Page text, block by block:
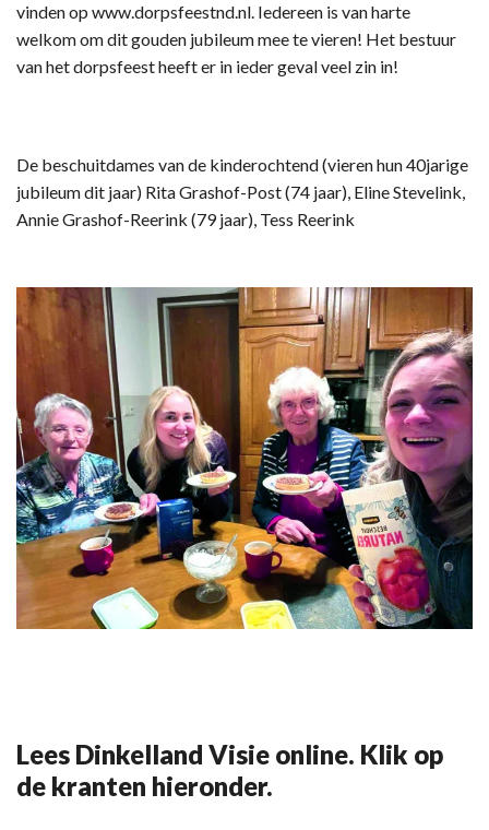
vinden op www.dorpsfeestnd.nl. Iedereen is van harte
welkom om dit gouden jubileum mee te vieren! Het bestuur
van het dorpsfeest heeft er in ieder geval veel zin in!
De beschuitdames van de kinderochtend (vieren hun 40jarige
jubileum dit jaar) Rita Grashof-Post (74 jaar), Eline Stevelink,
Annie Grashof-Reerink (79 jaar), Tess Reerink
Lees Dinkelland Visie online. Klik op
de kranten hieronder.